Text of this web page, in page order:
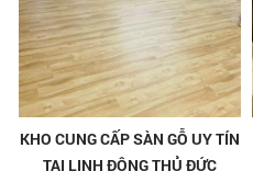
KHO CUNG CẤP SÀN GỖ UY TÍN
TẠI LINH ĐÔNG THỦ ĐỨC